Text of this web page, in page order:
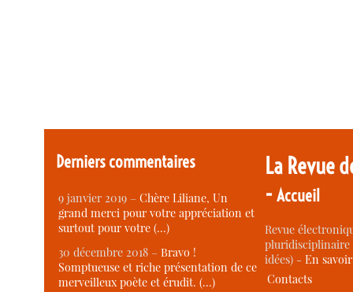
Derniers commentaires
9 janvier 2019 –Chère Liliane, Un
grand merci pour votre appréciation et
surtout pour votre (…)
30 décembre 2018 –Bravo !
Somptueuse et riche présentation de ce
merveilleux poète et érudit. (…)
La Revue
-Accueil
Revue
idées) -En
Contacts